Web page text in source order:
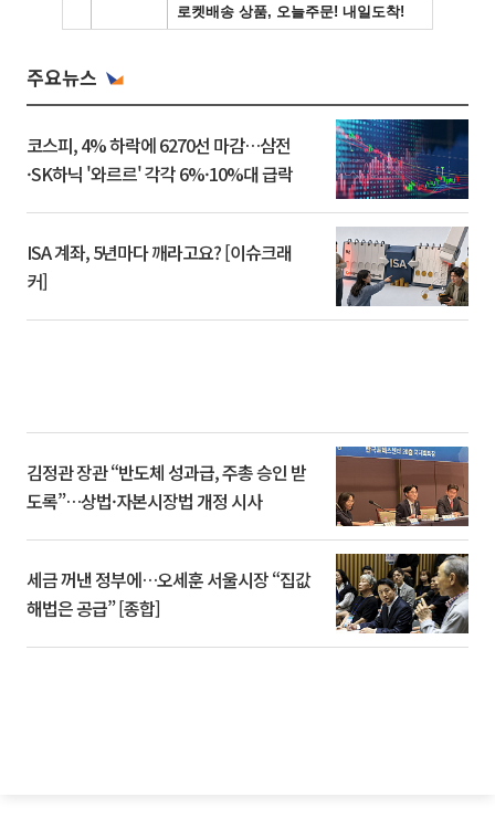
주요뉴스
코스피, 4% 하락에 6270선 마감…삼전
·SK하닉 '와르르' 각각 6%·10%대 급락
ISA 계좌, 5년마다 깨라고요? [이슈크래
커]
김정관 장관 “반도체 성과급, 주총 승인 받
도록”…상법·자본시장법 개정 시사
세금 꺼낸 정부에…오세훈 서울시장 “집값
해법은 공급” [종합]